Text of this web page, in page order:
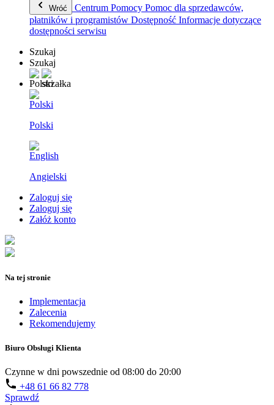
Wróć Centrum Pomocy Pomoc dla sprzedawców,
płatników i programistów Dostępność Informacje dotyczące
dostępności serwisu
Szukaj
Szukaj
Polski
Angielski
Zaloguj się
Zaloguj się
Załóż konto
Na tej stronie
Implementacja
Zalecenia
Rekomendujemy
Biuro Obsługi Klienta
Czynne w dni powszednie od 08:00 do 20:00
+48 61 66 82 778
Sprawdź